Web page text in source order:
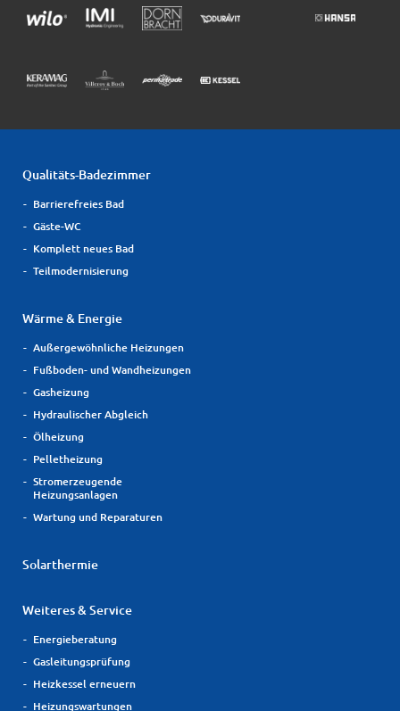
Qualitäts-Badezimmer
Barrierefreies Bad
Gäste-WC
Komplett neues Bad
Teilmodernisierung
Wärme & Energie
Außergewöhnliche Heizungen
Fußboden- und Wandheizungen
Gasheizung
Hydraulischer Abgleich
Ölheizung
Pelletheizung
Stromerzeugende
Heizungsanlagen
Wartung und Reparaturen
Solarthermie
Weiteres & Service
Energieberatung
Gasleitungsprüfung
Heizkessel erneuern
Heizungswartungen